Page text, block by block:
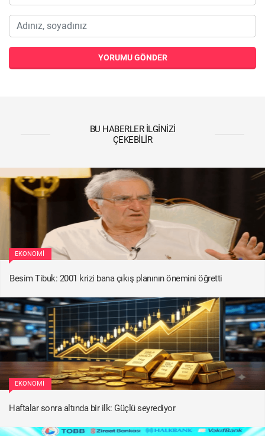
YORUMU GÖNDER
BU HABERLER İLGINIZI
ÇEKEBILIR
EKONOMI
Besim Tibuk: 2001 krizi bana çıkış planının önemini öğretti
EKONOMI
Haftalar sonra altında bir ilk: Güçlü seyrediyor